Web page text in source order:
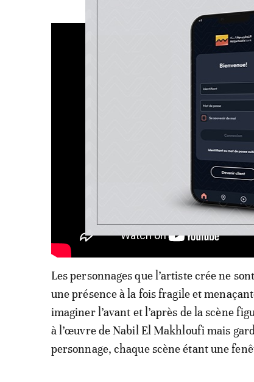
Les personnages que l’artiste crée ne
une présence à la fois fragile et
imaginer l’avant et l’après de la scène
à l’œuvre de Nabil El Makhloufi mais
personnage, chaque scène étant une